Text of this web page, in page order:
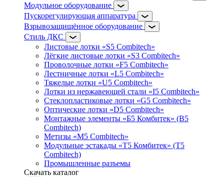
Модульное оборудование
Пускорегулирующая аппаратура
Взрывозащищённое оборудование
Стиль ДКС
Листовые лотки «S5 Combitech»
Лёгкие листовые лотки «S3 Combitech»
Проволочные лотки «F5 Combitech»
Лестничные лотки «L5 Combitech»
Тяжелые лотки «U5 Combitech»
Лотки из нержавеющей стали «I5 Combitech»
Стеклопластиковые лотки «G5 Combitech»
Оптические лотки «D5 Combitech»
Монтажные элементы «Б5 Комбитек» (B5
Combitech)
Метизы «M5 Combitech»
Модульные эстакады «Т5 Комбитек» (T5
Combitech)
Промышленные разъемы
Скачать каталог